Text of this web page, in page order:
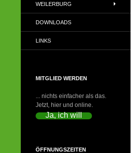
WEILERBURG
DOWNLOADS
LINKS
MITGLIED WERDEN
... nichts einfacher als das.
Jetzt, hier und online.
Ja, ich will
ÖFFNUNGSZEITEN